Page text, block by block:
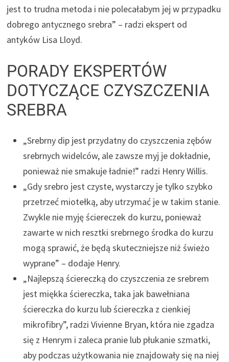
jest to trudna metoda i nie polecałabym jej w przypadku
dobrego antycznego srebra” – radzi ekspert od
antyków Lisa Lloyd.
PORADY EKSPERTÓW
DOTYCZĄCE CZYSZCZENIA
SREBRA
„Srebrny dip jest przydatny do czyszczenia zębów
srebrnych widelców, ale zawsze myj je dokładnie,
ponieważ nie smakuje ładnie!” radzi Henry Willis.
„Gdy srebro jest czyste, wystarczy je tylko szybko
przetrzeć miotełką, aby utrzymać je w takim stanie.
Zwykle nie myję ściereczek do kurzu, ponieważ
zawarte w nich resztki srebrnego środka do kurzu
mogą sprawić, że będą skuteczniejsze niż świeżo
wyprane” – dodaje Henry.
„Najlepszą ściereczką do czyszczenia ze srebrem
jest miękka ściereczka, taka jak bawełniana
ściereczka do kurzu lub ściereczka z cienkiej
mikrofibry”, radzi Vivienne Bryan, która nie zgadza
się z Henrym i zaleca pranie lub płukanie szmatki,
aby podczas użytkowania nie znajdowały się na niej